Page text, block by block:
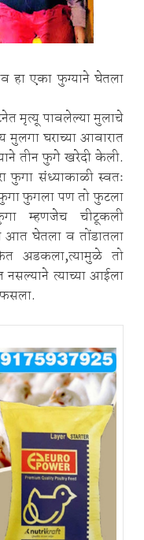
हा एका फुग्याने घेतला
मृत्यू पावलेल्या मुलाचे
मुलगा घराच्या आवारात
तीन फुगे खरेदी केली.
संध्याकाळी स्वतः
फुगला पण तो फुटला
म्हणजेच चीटूकली
आत घेतला व तोंडातला
अडकला,त्यामुळे तो
त्याच्या आईला